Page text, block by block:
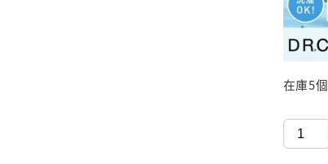
在庫5個
イ